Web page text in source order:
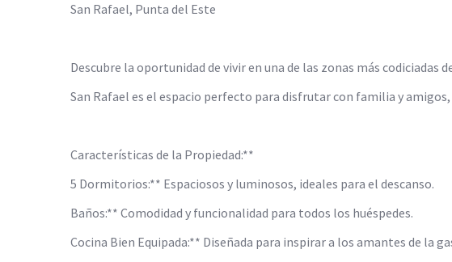
San Rafael, Punta del Este
Descubre la oportunidad de vivir en una de las zonas más codiciadas
San Rafael es el espacio perfecto para disfrutar con familia y amigos,
Características de la Propiedad:**
5 Dormitorios:** Espaciosos y luminosos, ideales para el descanso.
Baños:** Comodidad y funcionalidad para todos los huéspedes.
Cocina Bien Equipada:** Diseñada para inspirar a los amantes de la